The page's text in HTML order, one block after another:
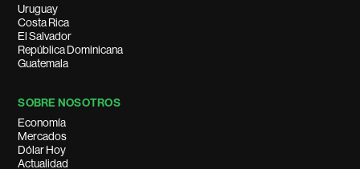
Uruguay
Costa Rica
El Salvador
República Dominicana
Guatemala
SOBRE NOSOTROS
Economía
Mercados
Dólar Hoy
Actualidad